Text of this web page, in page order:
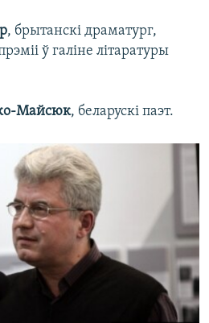
, брытанскі драматург,
ў галіне літаратуры
Майсюк, беларускі паэт.